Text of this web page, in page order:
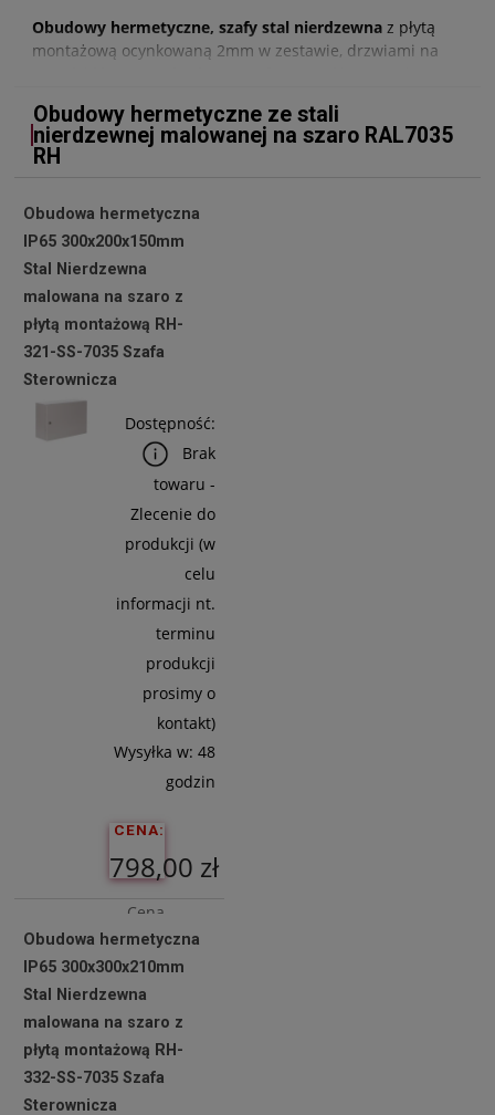
Obudowy hermetyczne, szafy stal nierdzewna z płytą
montażową ocynkowaną 2mm w zestawie, drzwiami na
szczelną ochronę dla twoich systemów i urządzeń
teleinformatycznych. Produkty certyfikowane: CE,UL,B.
Dostępne również
Obudowy hermetyczne ze stali
nierdzewnej malowanej na szaro RAL7035
RH
Obudowa hermetyczna
IP65 300x200x150mm
Stal Nierdzewna
malowana na szaro z
płytą montażową RH-
321-SS-7035 Szafa
Sterownicza
Dostępność:
Brak
towaru -
Zlecenie do
produkcji (w
celu
informacji nt.
terminu
produkcji
prosimy o
kontakt)
Wysyłka w: 48
godzin
CENA:
798,00 zł
Cena
netto:
648,78 zł
Koszyka
Obudowa hermetyczna
IP65 300x300x210mm
Stal Nierdzewna
malowana na szaro z
płytą montażową RH-
332-SS-7035 Szafa
Sterownicza